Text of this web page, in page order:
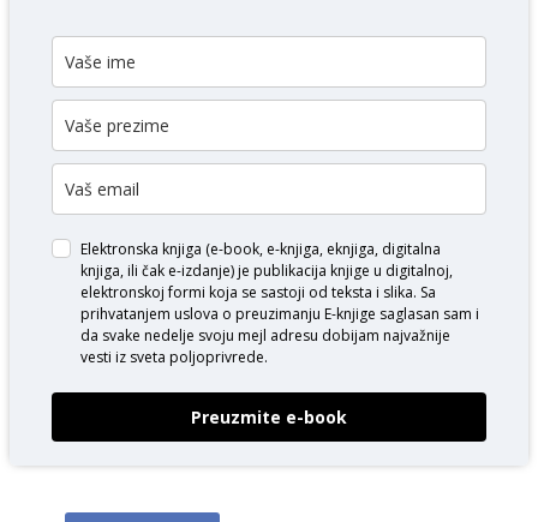
Elektronska knjiga (e-book, e-knjiga, eknjiga, digitalna
knjiga, ili čak e-izdanje) je publikacija knjige u digitalnoj,
elektronskoj formi koja se sastoji od teksta i slika. Sa
prihvatanjem uslova o preuzimanju E-knjige saglasan sam i
da svake nedelje svoju mejl adresu dobijam najvažnije
vesti iz sveta poljoprivrede.
Preuzmite e-book